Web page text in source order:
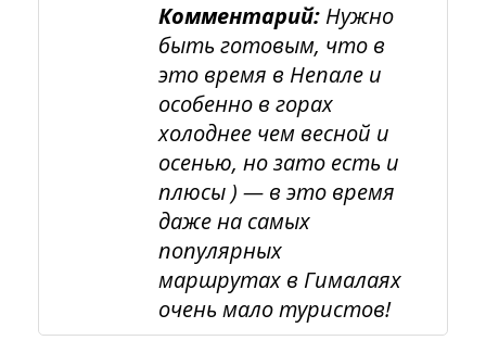
Комментарий: Нужно
быть готовым, что в
это время в Непале и
особенно в горах
холоднее чем весной и
осенью, но зато есть и
плюсы ) — в это время
даже на самых
популярных
маршрутах в Гималаях
очень мало туристов!